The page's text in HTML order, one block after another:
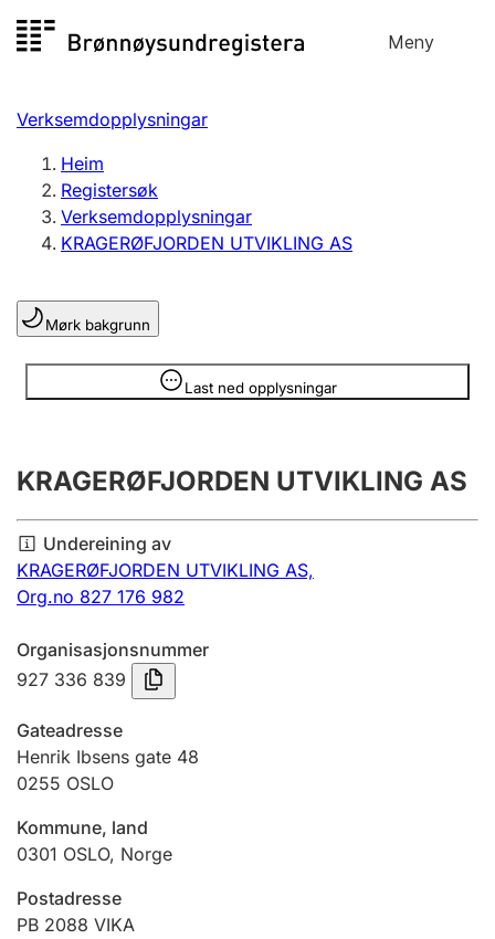
til
Meny
Registersøk
Aksjeselskap
Enkeltpersonføretak
Registrere, endre, slette
Lag og foreining
Registrere, endre, slette
Årsrekneskap
Innsending og forseinkingsgebyr
Tinglysing
Jeger
Betaling og jegeravgiftskort
Ektepaktrettleiaren
Andre tema
Verksemdopplysningar
Heim
Registersøk
Verksemdopplysningar
KRAGERØFJORDEN UTVIKLING AS
Mørk bakgrunn
Last ned opplysningar
Opplysninger er skjult
KRAGERØFJORDEN UTVIKLING AS
Undereining av
KRAGERØFJORDEN UTVIKLING AS,
Org.no 827 176 982
Organisasjonsnummer
927 336 839
Gateadresse
Henrik Ibsens gate 48
0255 OSLO
Kommune, land
0301 OSLO, Norge
Postadresse
PB 2088 VIKA